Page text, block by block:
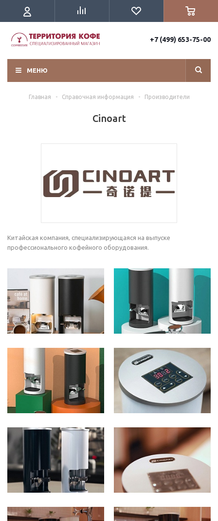
+7 (499) 653-75-00
МЕНЮ
Главная - Справочная информация - Производители
Cinoart
Китайская компания, специализирующаяся на выпуске
профессионального кофейного оборудования.